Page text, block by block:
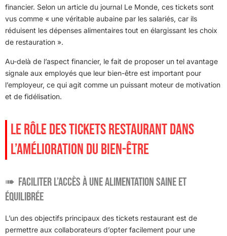
financier. Selon un article du journal Le Monde, ces tickets sont
vus comme « une véritable aubaine par les salariés, car ils
réduisent les dépenses alimentaires tout en élargissant les choix
de restauration ».
Au-delà de l’aspect financier, le fait de proposer un tel avantage
signale aux employés que leur bien-être est important pour
l’employeur, ce qui agit comme un puissant moteur de motivation
et de fidélisation.
LE RÔLE DES TICKETS RESTAURANT DANS
L’AMÉLIORATION DU BIEN-ÊTRE
Faciliter l’accès à une alimentation saine et
équilibrée
L’un des objectifs principaux des tickets restaurant est de
permettre aux collaborateurs d’opter facilement pour une